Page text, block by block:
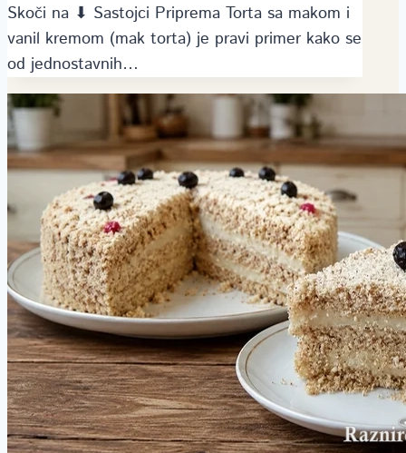
Skoči na ⬇ Sastojci Priprema Torta sa makom i
vanil kremom (mak torta) je pravi primer kako se
od jednostavnih…